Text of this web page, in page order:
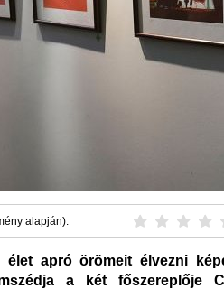
alapján):
élet apró örömeit élvezni
a két főszereplője